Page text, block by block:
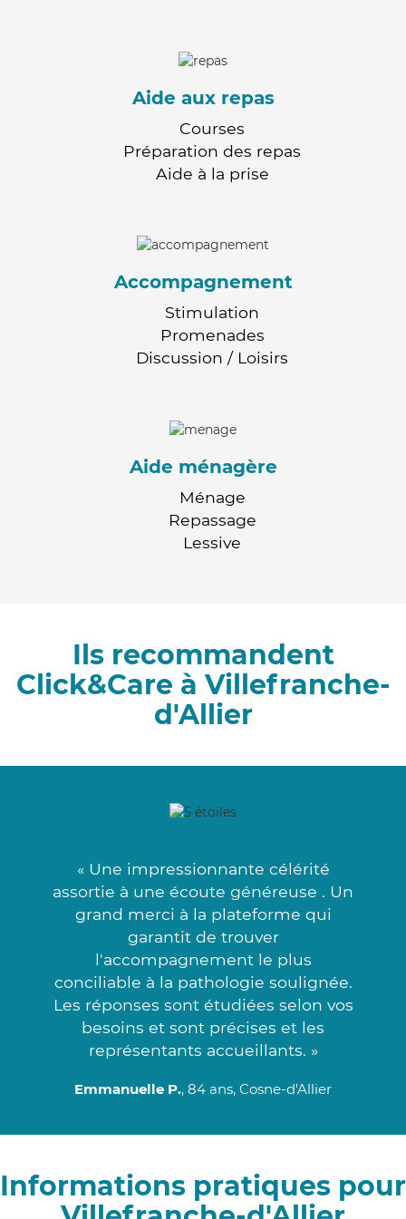
Aide aux repas
Courses
Préparation des repas
Aide à la prise
Accompagnement
Stimulation
Promenades
Discussion / Loisirs
Aide ménagère
Ménage
Repassage
Lessive
Ils recommandent
Click&Care à Villefranche-
d'Allier
« Une impressionnante célérité
assortie à une écoute généreuse . Un
grand merci à la plateforme qui
garantit de trouver
l'accompagnement le plus
conciliable à la pathologie soulignée.
Les réponses sont étudiées selon vos
besoins et sont précises et les
représentants accueillants. »
Emmanuelle P., 84 ans, Cosne-d'Allier
Informations pratiques pour